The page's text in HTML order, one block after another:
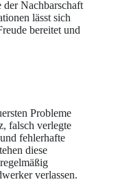
Nachbarschaft
lässt sich
bereitet und
Probleme
falsch verlegte
fehlerhafte
diese
verlassen.